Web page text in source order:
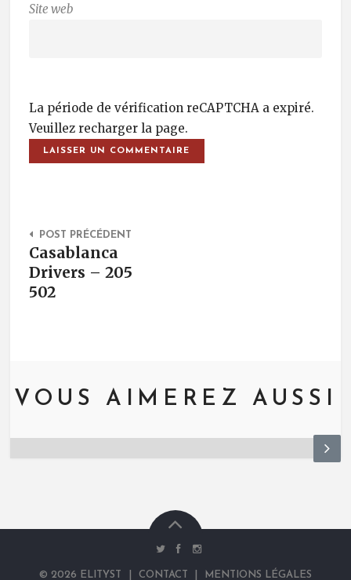
Site web
La période de vérification reCAPTCHA a expiré.
Veuillez recharger la page.
Post Navigation
POST PRÉCÉDENT
Casablanca
Drivers – 205
502
VOUS AIMEREZ AUSSI
t
© 2026 ELITYST CONTACT MENTIONS LÉGALES